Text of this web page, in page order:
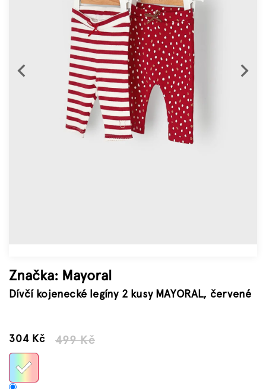
Dárkové
balení
Značka: Mayoral
Dívčí kojenecké legíny 2 kusy MAYORAL, červené
499 Kč
304 KčMěrná